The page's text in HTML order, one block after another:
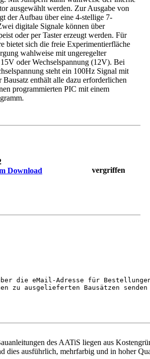
ausgewählt werden. Zur Ausgabe von
der Aufbau über eine 4-stellige 7-
digitale Signale können über
oder per Taster erzeugt werden. Für
bietet sich die freie Experimentierfläche
wahlweise mit ungeregelter
oder Wechselspannung (12V). Bei
steht ein 100Hz Signal mit
Bausatz enthält alle dazu erforderlichen
programmierten PIC mit einem
Download
vergriffen
die eMail-Adresse für
zu ausgelieferten Bausätzen
des AATiS liegen aus
dies ausführlich, mehrfarbig und in hoher